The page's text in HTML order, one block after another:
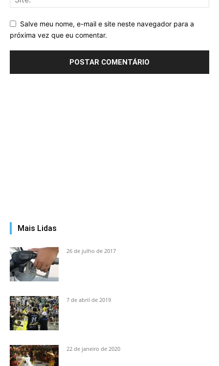
Salve meu nome, e-mail e site neste navegador para a
próxima vez que eu comentar.
Mais Lidas
26 de julho de 2017
7 de abril de 2019
22 de janeiro de 2020